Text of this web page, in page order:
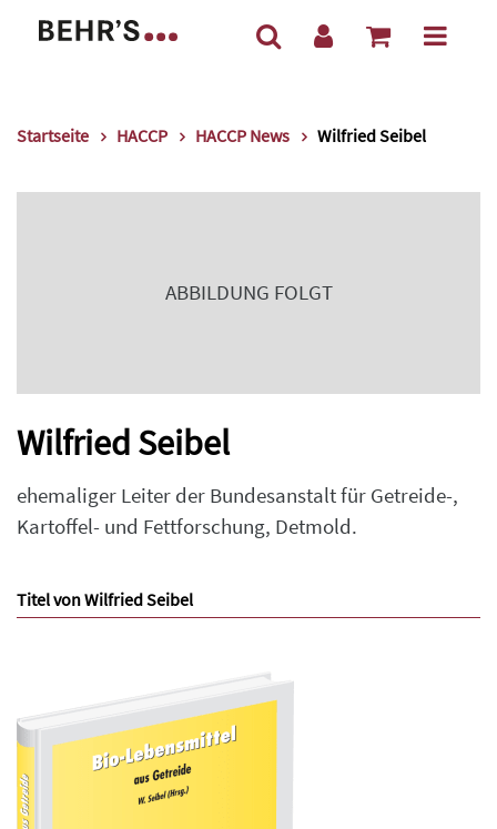
Startseite HACCP HACCP News Wilfried Seibel
ABBILDUNG FOLGT
Wilfried Seibel
ehemaliger Leiter der Bundesanstalt für Getreide-,
Kartoffel- und Fettforschung, Detmold.
Titel von Wilfried Seibel